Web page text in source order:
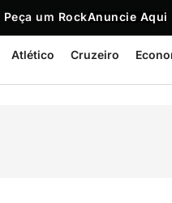
Peça um RockAnuncie Aqui
Atlético Cruzeiro